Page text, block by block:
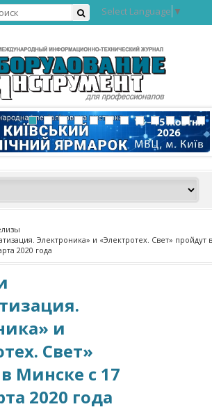
Select Language ▼
Электроника» и «Электротех. Свет» пройдут в
2020 года
и
Свет»
Минске с 17
2020 года